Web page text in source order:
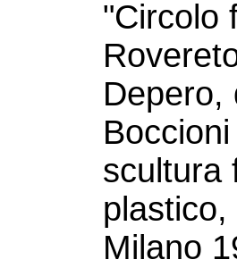
"Circolo
Depero,
scultura
Milano